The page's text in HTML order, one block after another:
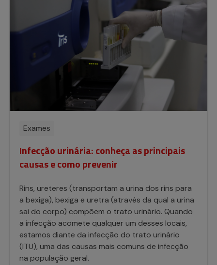
Exames
Infecção urinária: conheça as principais
causas e como prevenir
Rins, ureteres (transportam a urina dos rins para
a bexiga), bexiga e uretra (através da qual a urina
sai do corpo) compõem o trato urinário. Quando
a infecção acomete qualquer um desses locais,
estamos diante da infecção do trato urinário
(ITU), uma das causas mais comuns de infecção
na população geral.